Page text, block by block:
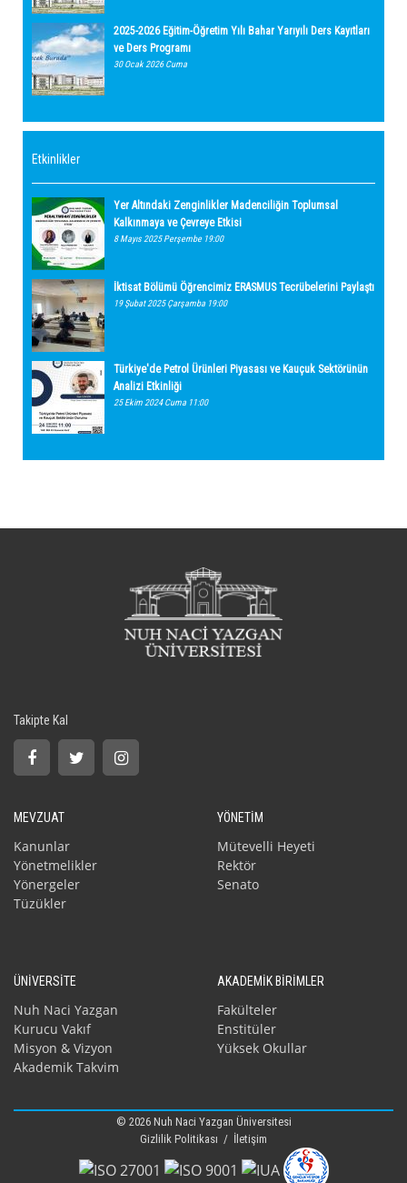
2025-2026 Eğitim-Öğretim Yılı Bahar Yarıyılı Ders Kayıtları
ve Ders Programı
30 Ocak 2026 Cuma
Etkinlikler
Yer Altındaki Zenginlikler Madenciliğin Toplumsal
Kalkınmaya ve Çevreye Etkisi
8 Mayıs 2025 Perşembe 19:00
İktisat Bölümü Öğrencimiz ERASMUS Tecrübelerini Paylaştı
19 Şubat 2025 Çarşamba 19:00
Türkiye'de Petrol Ürünleri Piyasası ve Kauçuk Sektörünün
Analizi Etkinliği
25 Ekim 2024 Cuma 11:00
Takipte Kal
MEVZUAT
Kanunlar
Yönetmelikler
Yönergeler
Tüzükler
YÖNETİM
Mütevelli Heyeti
Rektör
Senato
ÜNİVERSİTE
Nuh Naci Yazgan
Kurucu Vakıf
Misyon & Vizyon
Akademik Takvim
AKADEMİK BİRİMLER
Fakülteler
Enstitüler
Yüksek Okullar
© 2026 Nuh Naci Yazgan Üniversitesi
Gizlilik Politikası / İletişim